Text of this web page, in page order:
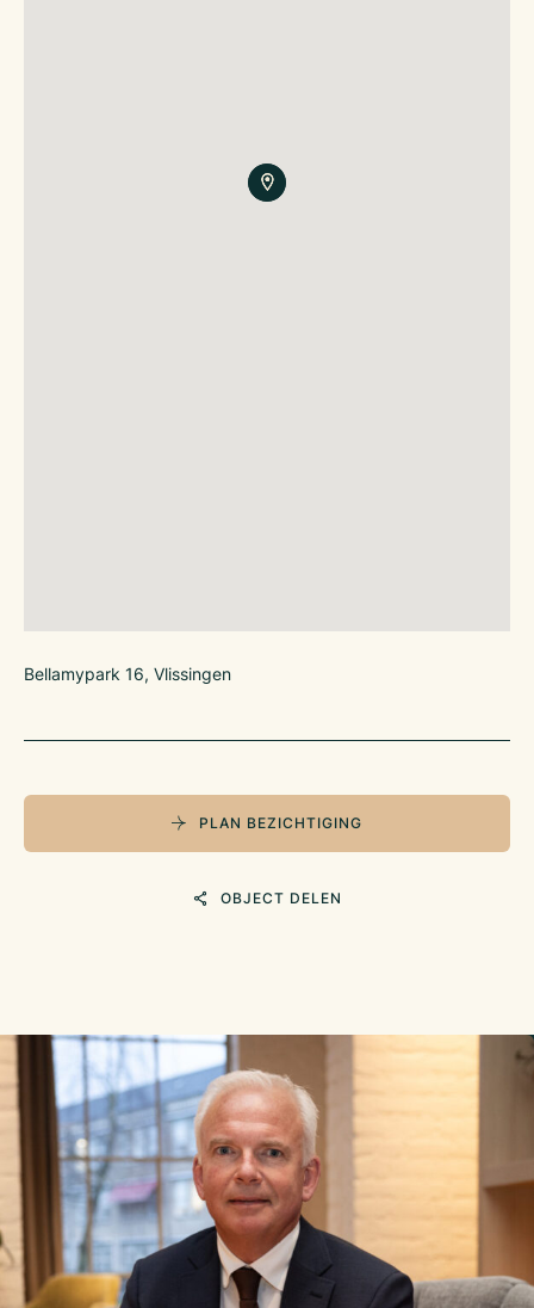
Bellamypark 16, Vlissingen
PLAN BEZICHTIGING
OBJECT DELEN